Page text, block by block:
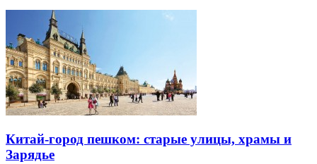
Китай-город пешком: старые улицы, храмы и
Зарядье